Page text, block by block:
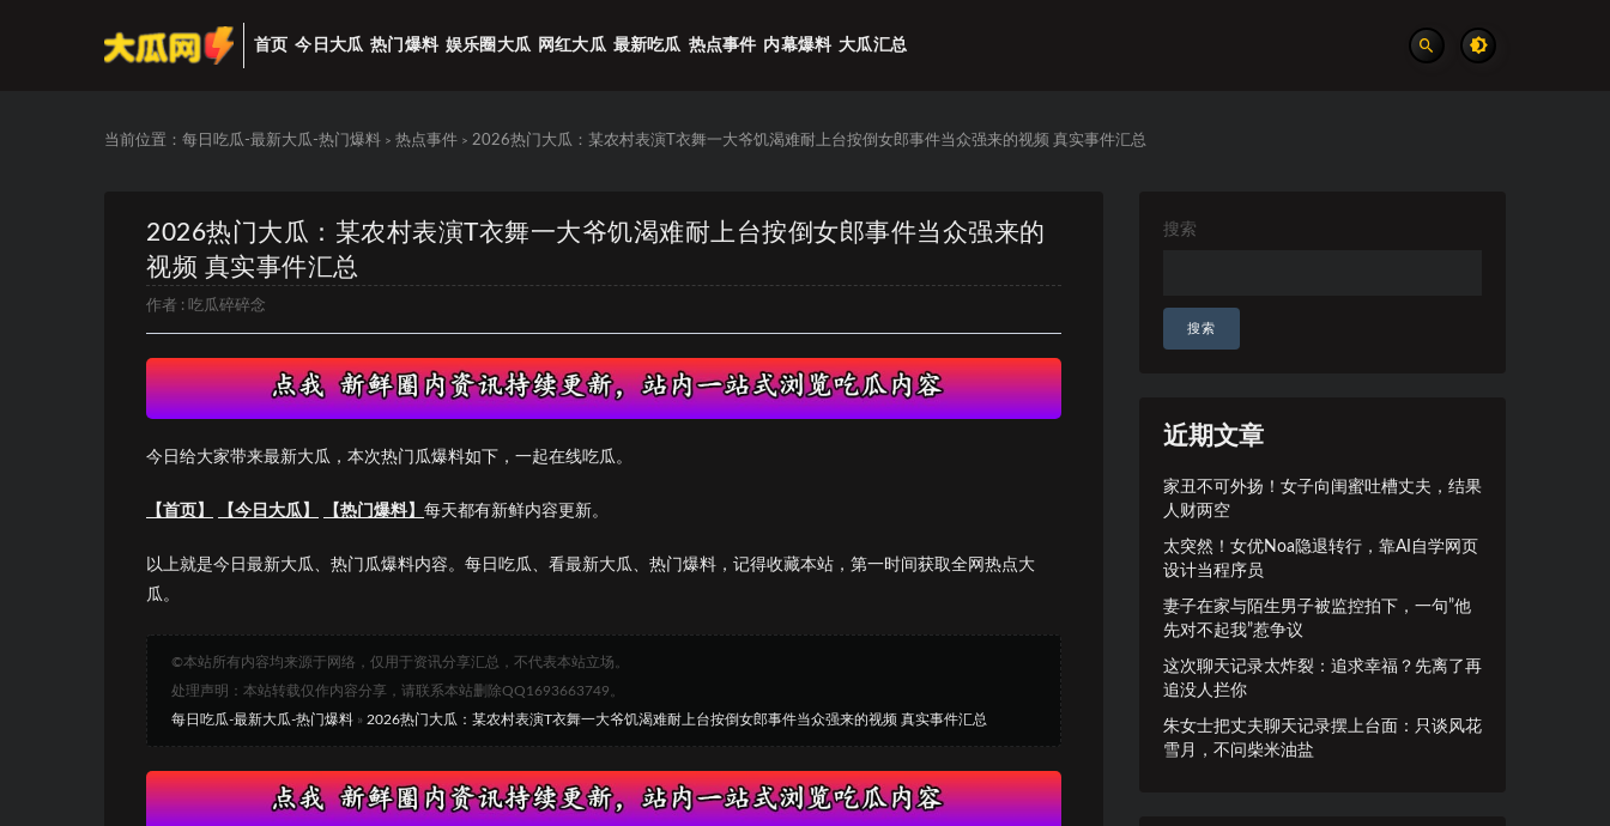
首页 今日大瓜 热门爆料 娱乐圈大瓜 网红大瓜 最新吃瓜 热点事件 内幕爆料 大瓜汇总
当前位置： 每日吃瓜-最新大瓜-热门爆料 > 热点事件 > 2026热门大瓜：某农村表演T衣舞一大爷饥渴难耐上台按倒女郎事件当众强来的视频 真实事件汇总
2026热门大瓜：某农村表演T衣舞一大爷饥渴难耐上台按倒女郎事件当众强来的
视频 真实事件汇总
作者 : 吃瓜碎碎念
今日给大家带来最新大瓜，本次热门瓜爆料如下，一起在线吃瓜。
【首页】 【今日大瓜】 【热门爆料】 每天都有新鲜内容更新。
以上就是今日最新大瓜、热门瓜爆料内容。每日吃瓜、看最新大瓜、热门爆料，记得收藏本站，第一时间获取全网热点大
瓜。
©本站所有内容均来源于网络，仅用于资讯分享汇总，不代表本站立场。
处理声明：本站转载仅作内容分享，请联系本站删除QQ1693663749。
每日吃瓜-最新大瓜-热门爆料 » 2026热门大瓜：某农村表演T衣舞一大爷饥渴难耐上台按倒女郎事件当众强来的视频 真实事件汇总
搜索
搜索
近期文章
家丑不可外扬！女子向闺蜜吐槽丈夫，结果
人财两空
太突然！女优Noa隐退转行，靠AI自学网页
设计当程序员
妻子在家与陌生男子被监控拍下，一句”他
先对不起我”惹争议
这次聊天记录太炸裂：追求幸福？先离了再
追没人拦你
朱女士把丈夫聊天记录摆上台面：只谈风花
雪月，不问柴米油盐